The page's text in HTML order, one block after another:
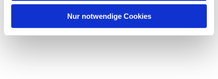
Nur notwendige Cookies